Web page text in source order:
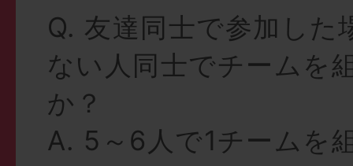
Q. 友達同士で参加した
ない人同士でチームを
か？
A. 5～6人で1チームを